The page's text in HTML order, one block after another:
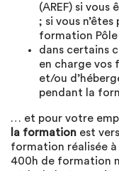
(AREF) si vous
; si vous
formation Pôle
dans certains
en charge vos
et/ou
pendant la
… et pour votre
la formation est
formation réalisée à
400h de formation